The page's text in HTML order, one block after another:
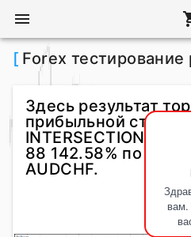
menu
[ Forex тестирование
Здесь результат
прибыльной
INTERSECTION EA
88 142.58% по
AUDCHF.